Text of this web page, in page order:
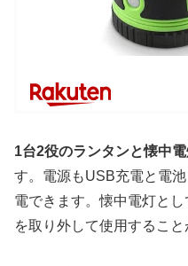
1台2役のランタンと懐中
す。電源もUSB充電と電
電できます。懐中電灯と
を取り外して使用すること